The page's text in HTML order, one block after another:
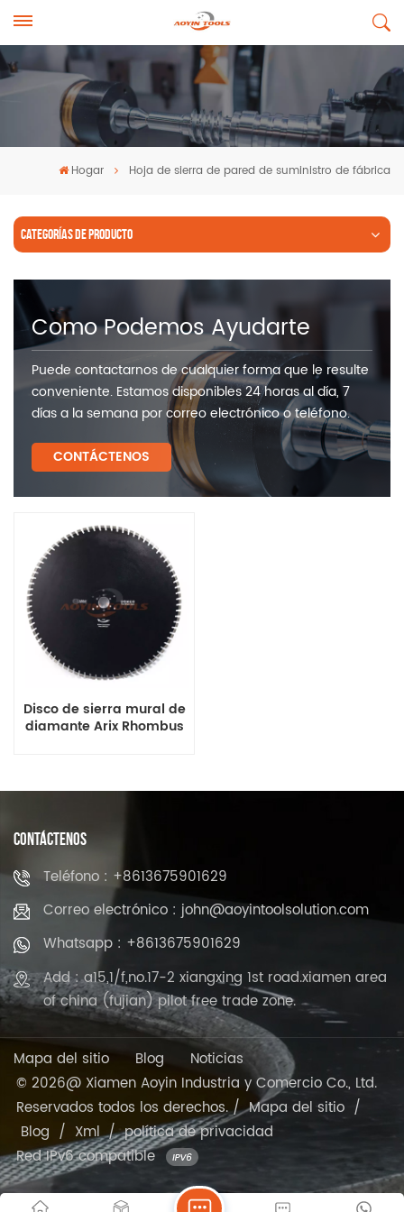
Hogar Hoja de sierra de pared de suministro de fábrica
CATEGORÍAS DE PRODUCTO
Como Podemos Ayudarte
Puede contactarnos de cualquier forma que le resulte
conveniente. Estamos disponibles 24 horas al día, 7
días a la semana por correo electrónico o teléfono.
CONTÁCTENOS
Disco de sierra mural de
diamante Arix Rhombus
CONTÁCTENOS
Teléfono : +8613675901629
Correo electrónico : john@aoyintoolsolution.com
Whatsapp : +8613675901629
Add : a15,1/f,no.17-2 xiangxing 1st road.xiamen area
of china (fujian) pilot free trade zone.
Mapa del sitio Blog
Noticias
© 2026@ Xiamen Aoyin Industria y Comercio Co., Ltd.
Reservados todos los derechos. /Mapa del sitio /
Blog / Xml/política de privacidad
Red IPv6 compatible